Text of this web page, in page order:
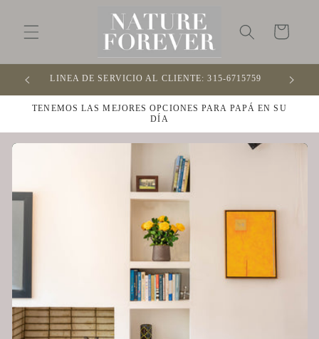
al contenido
Carrito
LINEA DE SERVICIO AL CLIENTE: 315-6715759
TENEMOS LAS MEJORES OPCIONES PARA PAPÁ EN SU
DÍA